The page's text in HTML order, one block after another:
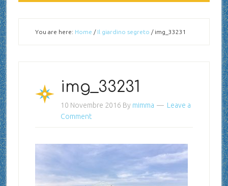
You are here: Home / Il giardino segreto /img_33231
img_33231
10 Novembre 2016 By mimma
Leave a
Comment